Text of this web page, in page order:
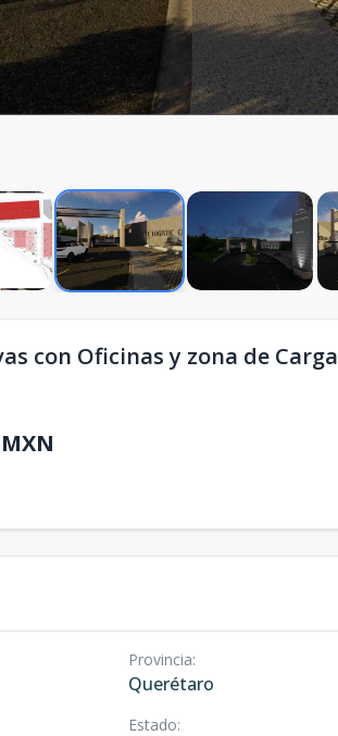
con Oficinas y zona de Carga
Provincia:
Querétaro
Estado: